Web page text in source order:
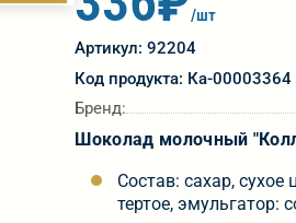
/шт
Артикул: 92204
Код продукта: Ка-00003364
Бренд:
Шоколад молочный
Состав: сахар,
тертое, эмульгатор: